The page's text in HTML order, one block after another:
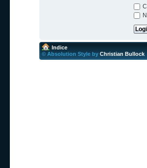
Indice
© Absolution Style by Christian Bullock